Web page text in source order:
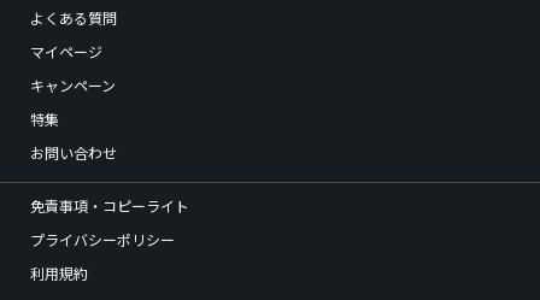
よくある質問
マイページ
キャンペーン
特集
お問い合わせ
免責事項・コピーライト
プライバシーポリシー
利用規約